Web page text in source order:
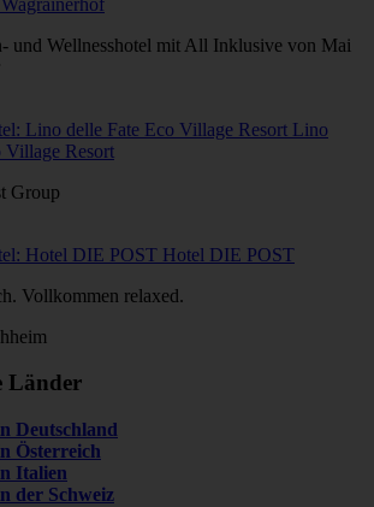
und Wellnesshotel mit All Inklusive von Mai
Lino
Village Resort
Group
Hotel DIE POST
Vollkommen relaxed.
Länder
Deutschland
Österreich
Italien
der Schweiz